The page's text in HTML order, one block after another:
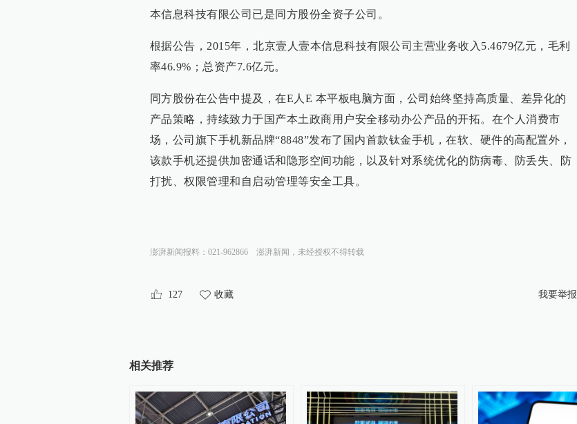
本信息科技有限公司已是同方股份全资子公司。
根据公告，2015年，北京壹人壹本信息科技有限公司主营业务收入5.4679亿元，毛利
率46.9%；总资产7.6亿元。
同方股份在公告中提及，在E人E 本平板电脑方面，公司始终坚持高质量、差异化的
产品策略，持续致力于国产本土政商用户安全移动办公产品的开拓。在个人消费市
场，公司旗下手机新品牌“8848”发布了国内首款钛金手机，在软、硬件的高配置外，
该款手机还提供加密通话和隐形空间功能，以及针对系统优化的防病毒、防丢失、防
打扰、权限管理和自启动管理等安全工具。
澎湃新闻报料：021-962866 澎湃新闻，未经授权不得转载
127 收藏 我要举报
相关推荐